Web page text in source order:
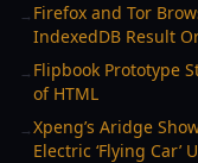
→ Firefox and Tor
IndexedDB Result
→ Flipbook Prototype
of HTML
→Xpeng’s Aridge
Electric ‘Flying Car’